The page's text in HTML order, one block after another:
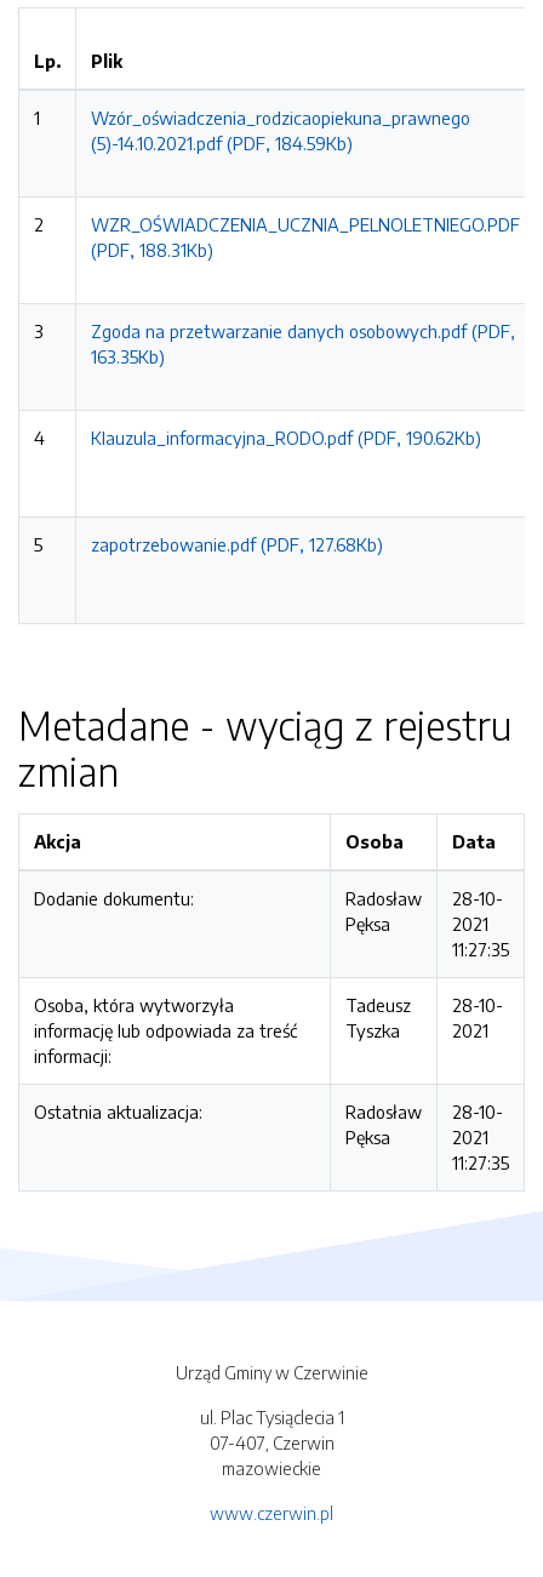
Lp. Plik
1
Wzór_oświadczenia_rodzicaopiekuna_prawnego
(5)-14.10.2021.pdf (PDF, 184.59Kb)
2
WZR_OŚWIADCZENIA_UCZNIA_PELNOLETNIEGO.PDF
(PDF, 188.31Kb)
3
Zgoda na przetwarzanie danych osobowych.pdf (PDF,
163.35Kb)
4 Klauzula_informacyjna_RODO.pdf (PDF, 190.62Kb)
5 zapotrzebowanie.pdf (PDF, 127.68Kb)
Metadane - wyciąg z rejestru
zmian
Akcja Osoba Data
Dodanie dokumentu:
Radosław
Pęksa
28-10-
2021
11:27:35
Osoba, która wytworzyła
informację lub odpowiada za treść
informacji:
Tadeusz
Tyszka
28-10-
2021
Ostatnia aktualizacja:
Radosław
Pęksa
28-10-
2021
11:27:35
Urząd Gminy w Czerwinie
ul. Plac Tysiąclecia 1
07-407, Czerwin
mazowieckie
www.czerwin.pl